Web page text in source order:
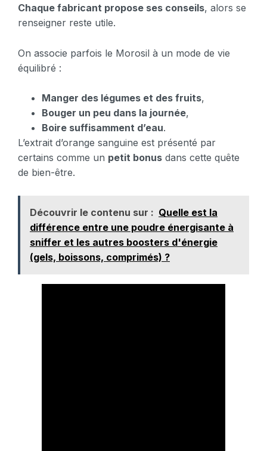
Chaque fabricant propose ses conseils, alors se
renseigner reste utile.
On associe parfois le Morosil à un mode de vie
équilibré :
Manger des légumes et des fruits,
Bouger un peu dans la journée,
Boire suffisamment d’eau.
L’extrait d’orange sanguine est présenté par
certains comme un petit bonus dans cette quête
de bien-être.
Découvrir le contenu sur : Quelle est la
différence entre une poudre énergisante à
sniffer et les autres boosters d'énergie
(gels, boissons, comprimés) ?